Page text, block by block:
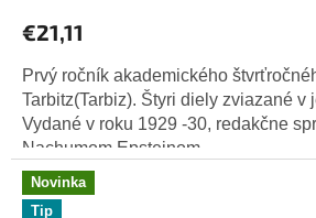
€21,11
Prvý ročník akademického
Tarbitz(Tarbiz). Štyri diely zviazané v
Vydané v roku 1929 -30, redakčne
Nachumom Epsteinom....
Novinka
Tip